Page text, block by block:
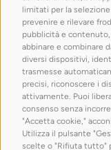
limitati per la
prevenire e rilevare
pubblicità e contenuto,
abbinare e combinare
diversi dispositivi,
trasmesse
precisi, riconoscere i
attivamente. Puoi
consenso senza
"Accetta cookie,"
Utilizza il pulsante
scelte o "Rifiuta tutto"